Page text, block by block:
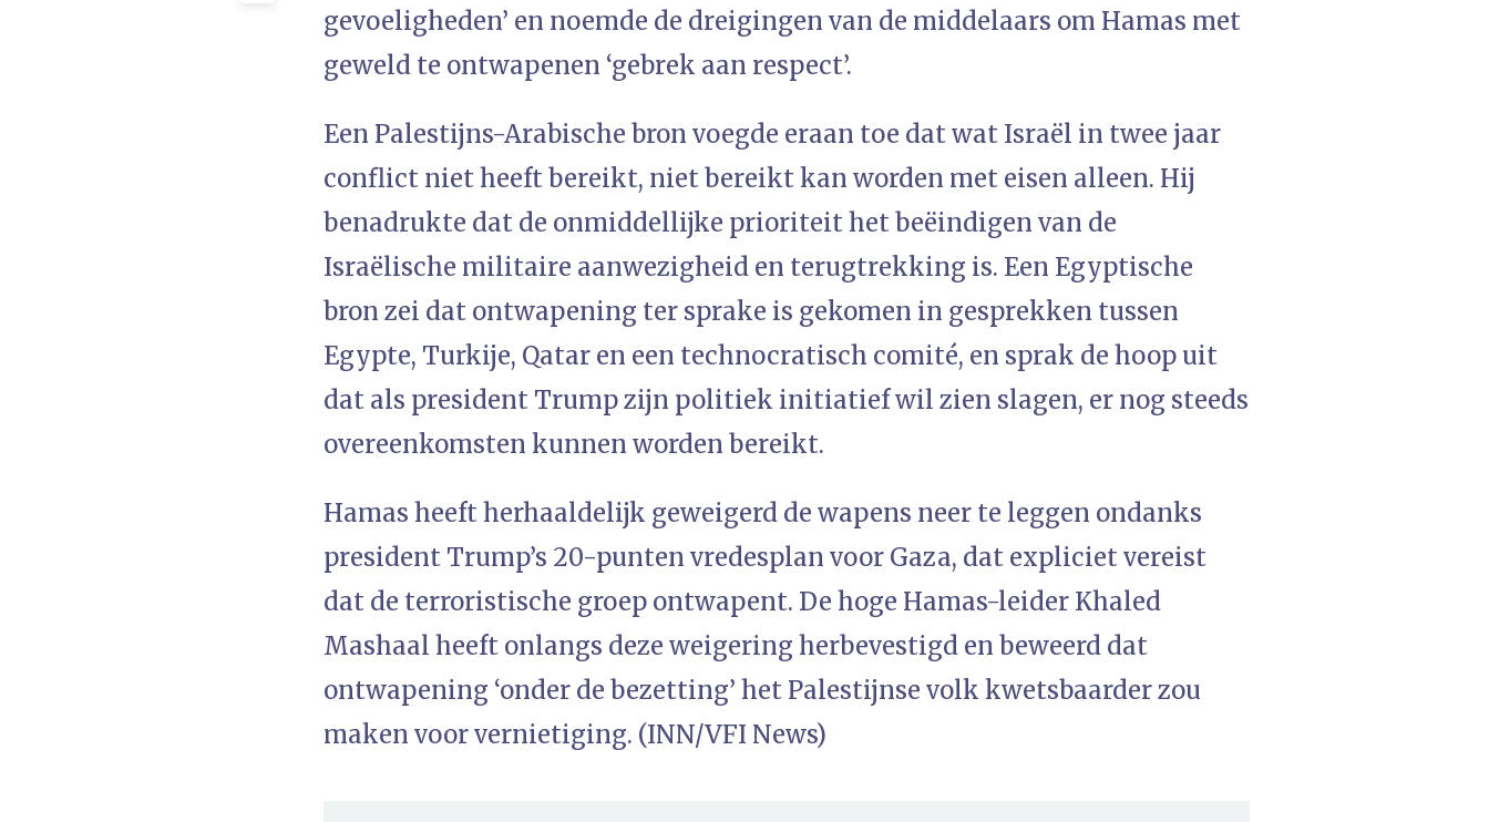
gevoeligheden’ en noemde de dreigingen van de middelaars om Hamas met
geweld te ontwapenen ‘gebrek aan respect’.
Een Palestijns-Arabische bron voegde eraan toe dat wat Israël in twee jaar
conflict niet heeft bereikt, niet bereikt kan worden met eisen alleen. Hij
benadrukte dat de onmiddellijke prioriteit het beëindigen van de
Israëlische militaire aanwezigheid en terugtrekking is. Een Egyptische
bron zei dat ontwapening ter sprake is gekomen in gesprekken tussen
Egypte, Turkije, Qatar en een technocratisch comité, en sprak de hoop uit
dat als president Trump zijn politiek initiatief wil zien slagen, er nog steeds
overeenkomsten kunnen worden bereikt.
Hamas heeft herhaaldelijk geweigerd de wapens neer te leggen ondanks
president Trump’s 20-punten vredesplan voor Gaza, dat expliciet vereist
dat de terroristische groep ontwapent. De hoge Hamas-leider Khaled
Mashaal heeft onlangs deze weigering herbevestigd en beweerd dat
ontwapening ‘onder de bezetting’ het Palestijnse volk kwetsbaarder zou
maken voor vernietiging. (INN/VFI News)